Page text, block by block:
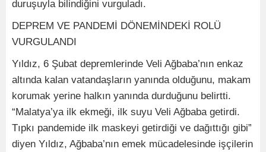
duruşuyla bilindiğini vurguladı.
DEPREM VE PANDEMİ DÖNEMİNDEKİ ROLÜ
VURGULANDI
Yıldız, 6 Şubat depremlerinde Veli Ağbaba’nın enkaz
altında kalan vatandaşların yanında olduğunu, makam
korumak yerine halkın yanında durduğunu belirtti.
“Malatya’ya ilk ekmeği, ilk suyu Veli Ağbaba getirdi.
Tıpkı pandemide ilk maskeyi getirdiği ve dağıttığı gibi”
diyen Yıldız, Ağbaba’nın emek mücadelesinde işçilerin